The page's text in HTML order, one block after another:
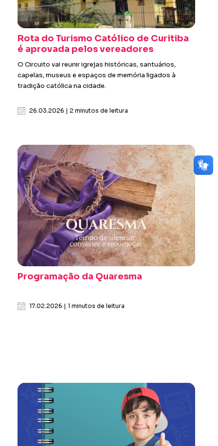
Rota do Turismo Católico de Curitiba
é aprovada pelos vereadores
O Circuito vai reunir igrejas históricas, santuários,
capelas, museus e espaços de memória ligados à
tradição católica na cidade.
26.03.2026 | 2 minutos de leitura
Programação da Quaresma
17.02.2026 | 1 minutos de leitura